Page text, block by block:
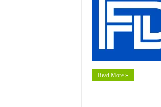
Read More »